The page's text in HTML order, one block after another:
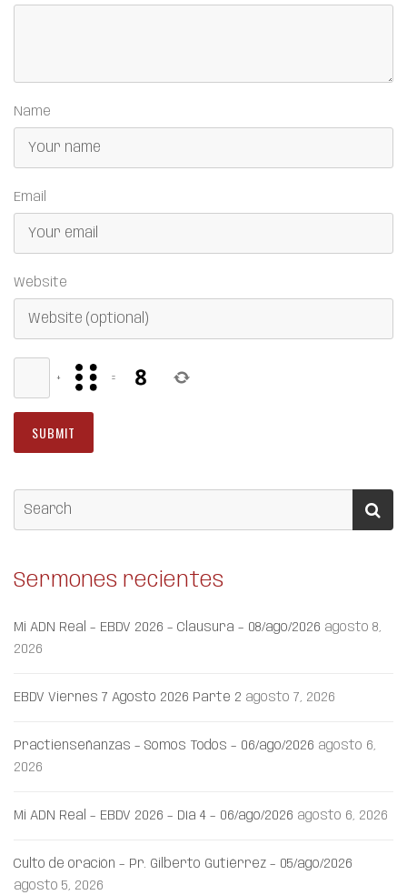
Name
Email
Website
+ =
Sermones recientes
Mi ADN Real – EBDV 2026 – Clausura – 08/ago/2026 agosto 8,
2026
EBDV Viernes 7 Agosto 2026 Parte 2 agosto 7, 2026
Practienseñanzas – Somos Todos – 06/ago/2026 agosto 6,
2026
Mi ADN Real – EBDV 2026 – Día 4 – 06/ago/2026 agosto 6, 2026
Culto de oración – Pr. Gilberto Gutiérrez – 05/ago/2026
agosto 5, 2026